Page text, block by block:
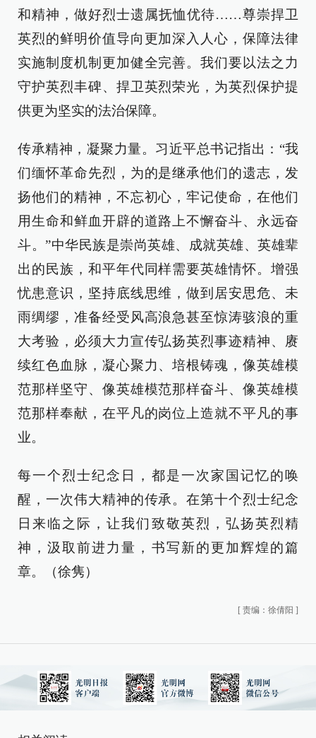
和精神，做好烈士遗属抚恤优待……尊崇捍卫
英烈的鲜明价值导向更加深入人心，保障法律
实施制度机制更加健全完善。我们要以法之力
守护英烈丰碑、捍卫英烈荣光，为英烈保护提
供更为坚实的法治保障。
传承精神，凝聚力量。习近平总书记指出：“我
们缅怀革命先烈，为的是继承他们的遗志，发
扬他们的精神，不忘初心，牢记使命，在他们
用生命和鲜血开辟的道路上不懈奋斗、永远奋
斗。”中华民族是崇尚英雄、成就英雄、英雄辈
出的民族，和平年代同样需要英雄情怀。增强
忧患意识，坚持底线思维，做到居安思危、未
雨绸缪，准备经受风高浪急甚至惊涛骇浪的重
大考验，必须大力宣传弘扬英烈事迹精神、赓
续红色血脉，凝心聚力、培根铸魂，像英雄模
范那样坚守、像英雄模范那样奋斗、像英雄模
范那样奉献，在平凡的岗位上造就不平凡的事
业。
每一个烈士纪念日，都是一次家国记忆的唤
醒，一次伟大精神的传承。在第十个烈士纪念
日来临之际，让我们致敬英烈，弘扬英烈精
神，汲取前进力量，书写新的更加辉煌的篇
章。（徐隽）
[ 责编：徐倩阳 ]